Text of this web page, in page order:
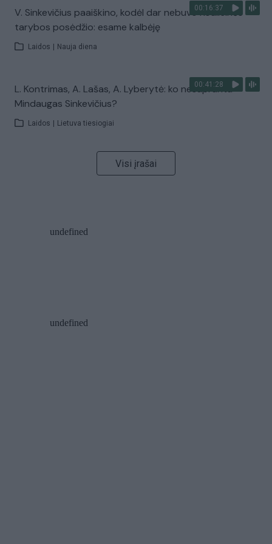
00:16:37
V. Sinkevičius paaiškino, kodėl dar nebuvo Koalicinės
tarybos posėdžio: esame kalbėję
Laidos Nauja diena
00:41:28
L. Kontrimas, A. Lašas, A. Lyberytė: ko nesupranta
Mindaugas Sinkevičius?
Laidos Lietuva tiesiogiai
Visi įrašai